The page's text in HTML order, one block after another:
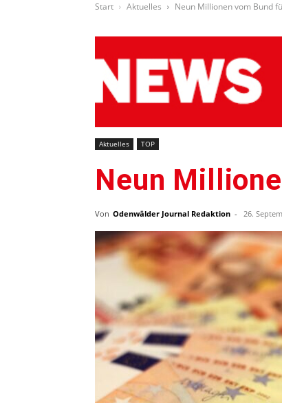
Start Aktuelles Neun Millionen vom Bund
Aktuelles TOP
Neun
Von Odenwälder Journal Redaktion - 26.